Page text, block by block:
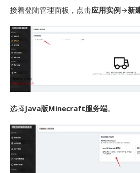
接着登陆管理面板，点击应用实例→新
选择Java版Minecraft服务端。